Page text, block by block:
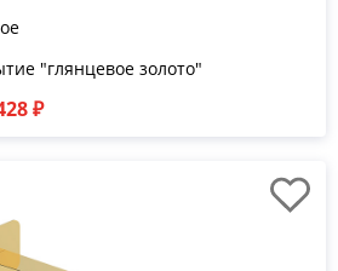
"глянцевое золото"
₽